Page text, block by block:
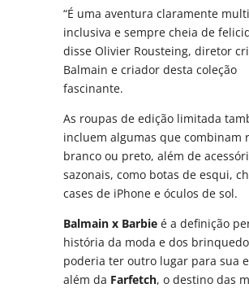
“É uma aventura claramente
inclusiva e sempre cheia de
disse Olivier Rousteing, diretor
Balmain e criador desta coleção
fascinante.
As roupas de edição limitada
incluem algumas que combinam
branco ou preto, além de
sazonais, como botas de esqui,
cases de iPhone e óculos de sol.
Balmain x Barbie é a definição
história da moda e dos
poderia ter outro lugar para sua
além da Farfetch, o destino das